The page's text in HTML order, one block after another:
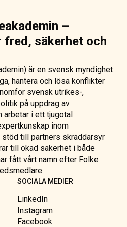
–
fred, säkerhet och
är en svensk myndighet
hantera och lösa konflikter
svensk utrikes-,
på uppdrag av
arbetar i ett tjugotal
inom
till partners skräddarsyr
till ökad säkerhet i både
fått vårt namn efter Folke
SOCIALA MEDIER
LinkedIn
Instagram
Facebook